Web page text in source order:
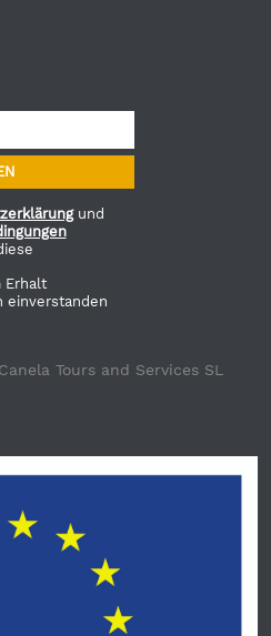
und
Erhalt
einverstanden
Tours and Services SL